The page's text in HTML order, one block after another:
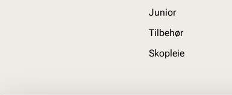
Junior
Tilbehør
Skopleie